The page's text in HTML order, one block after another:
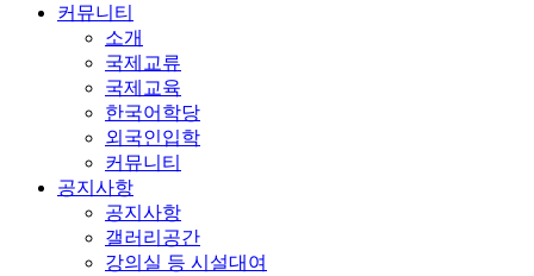
커뮤니티
소개
국제교류
국제교육
한국어학당
외국인입학
커뮤니티
공지사항
공지사항
갤러리공간
강의실 등 시설대여